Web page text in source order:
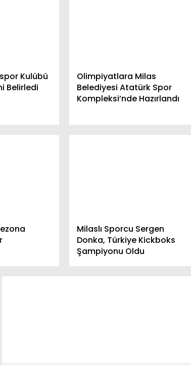
Kulübü
Belirledi
Olimpiyatlara Milas
Belediyesi Atatürk Spor
Kompleksi’nde Hazırlandı
Milaslı Sporcu Sergen
Donka, Türkiye Kickboks
Şampiyonu Oldu